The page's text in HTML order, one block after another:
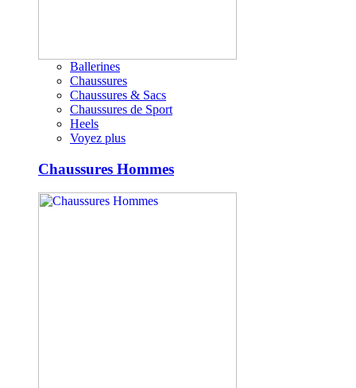
Ballerines
Chaussures
Chaussures & Sacs
Chaussures de Sport
Heels
Voyez plus
Chaussures Hommes